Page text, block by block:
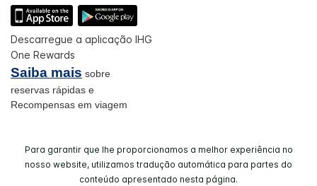
Descarregue a aplicação IHG
One Rewards
Saiba mais sobre
reservas rápidas e
Recompensas em viagem
Para garantir que lhe proporcionamos a melhor experiência no
nosso website, utilizamos tradução automática para partes do
conteúdo apresentado nesta página.